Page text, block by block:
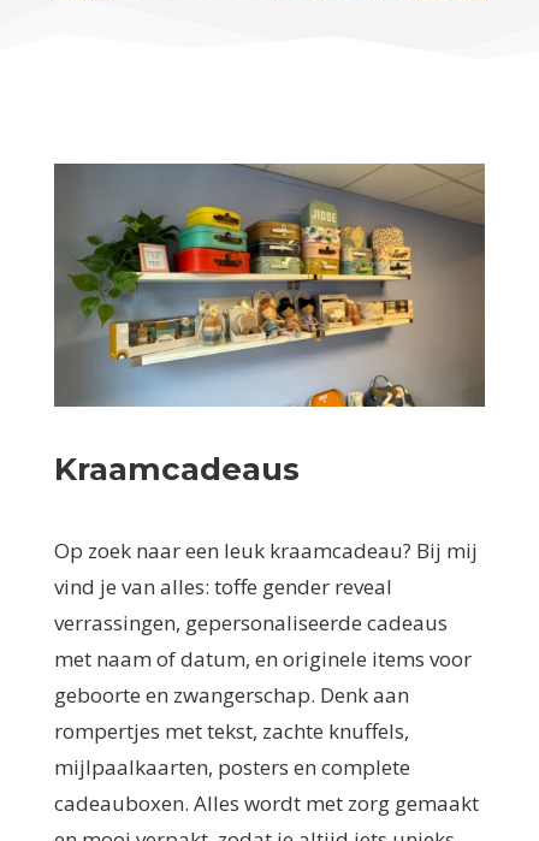
Kraamcadeaus
Op zoek naar een leuk kraamcadeau? Bij mij
vind je van alles: toffe gender reveal
verrassingen, gepersonaliseerde cadeaus
met naam of datum, en originele items voor
geboorte en zwangerschap. Denk aan
rompertjes met tekst, zachte knuffels,
mijlpaalkaarten, posters en complete
cadeauboxen. Alles wordt met zorg gemaakt